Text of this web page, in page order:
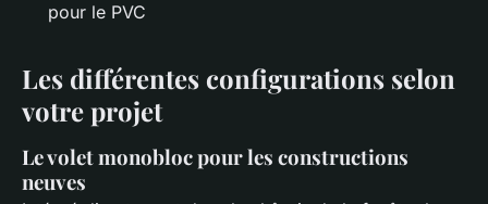
pour le PVC
Les différentes configurations selon
votre projet
Le volet monobloc pour les constructions
neuves